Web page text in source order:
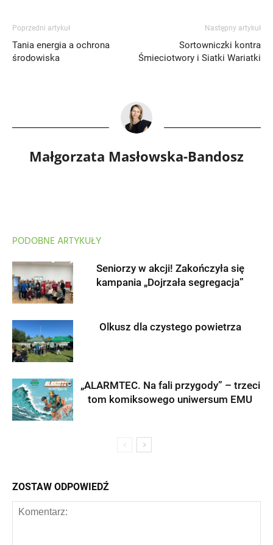
Poprzedni artykuł
Tania energia a ochrona
środowiska
Następny artykuł
Sortowniczki kontra
Śmieciotwory i Siatki Wariatki
Małgorzata Masłowska-Bandosz
PODOBNE ARTYKUŁY
Seniorzy w akcji! Zakończyła się
kampania „Dojrzała segregacja”
Olkusz dla czystego powietrza
„ALARMTEC. Na fali przygody” – trzeci
tom komiksowego uniwersum EMU
ZOSTAW ODPOWIEDŹ